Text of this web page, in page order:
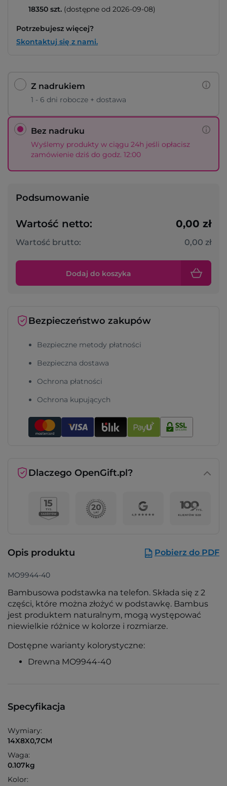
18350 szt. (dostępne od 2026-09-08)
Potrzebujesz więcej?
Skontaktuj się z nami.
Z nadrukiem
1 - 6 dni robocze + dostawa
Bez nadruku
Wyślemy produkty w ciągu 24h jeśli opłacisz
zamówienie dziś do godz. 12:00
Podsumowanie
Wartość netto: 0,00 zł
Wartość brutto: 0,00 zł
Dodaj do koszyka
Bezpieczeństwo zakupów
Bezpieczne metody płatności
Bezpieczna dostawa
Ochrona płatności
Ochrona kupujących
Dlaczego OpenGift.pl?
Opis produktu Pobierz do PDF
MO9944-40
Bambusowa podstawka na telefon. Składa się z 2
części, które można złożyć w podstawkę. Bambus
jest produktem naturalnym, mogą występować
niewielkie różnice w kolorze i rozmiarze.
Dostępne warianty kolorystyczne:
Drewna MO9944-40
Specyfikacja
Wymiary:
14X8X0,7CM
Waga:
0.107kg
Kolor: